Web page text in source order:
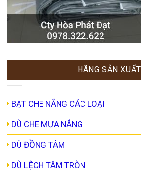
HÃNG SẢN XUẤT
BẠT CHE NẮNG CÁC LOẠI
DÙ CHE MƯA NẮNG
DÙ ĐỒNG TÂM
DÙ LỆCH TÂM TRÒN